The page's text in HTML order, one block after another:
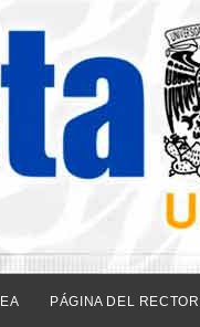
PÁGINA DEL RECTOR